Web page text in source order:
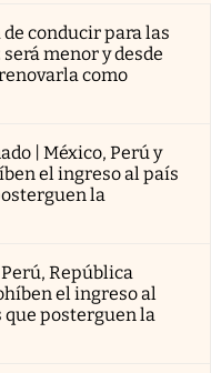
conducir para las
menor y desde
como
| México, Perú y
el ingreso al país
la
República
el ingreso al
que posterguen la